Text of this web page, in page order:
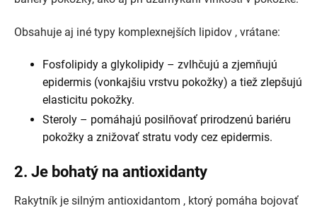
Obsahuje aj iné typy komplexnejších lipidov , vrátane:
Fosfolipidy a glykolipidy – zvlhčujú a zjemňujú
epidermis (vonkajšiu vrstvu pokožky) a tiež zlepšujú
elasticitu pokožky.
Steroly – pomáhajú posilňovať prirodzenú bariéru
pokožky a znižovať stratu vody cez epidermis.
2. Je bohatý na antioxidanty
Rakytník je silným antioxidantom , ktorý pomáha bojovať